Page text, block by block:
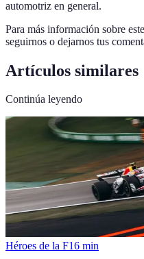
automotriz en general.
Para más información sobre
seguirnos o dejarnos tus
Artículos similares
Continúa leyendo
Héroes de la F16 min